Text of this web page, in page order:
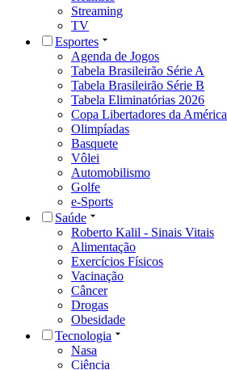
Streaming
TV
Esportes
Agenda de Jogos
Tabela Brasileirão Série A
Tabela Brasileirão Série B
Tabela Eliminatórias 2026
Copa Libertadores da América
Olimpíadas
Basquete
Vôlei
Automobilismo
Golfe
e-Sports
Saúde
Roberto Kalil - Sinais Vitais
Alimentação
Exercícios Físicos
Vacinação
Câncer
Drogas
Obesidade
Tecnologia
Nasa
Ciência